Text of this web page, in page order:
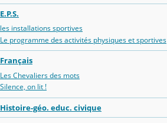
E.P.S.
les installations sportives
Le programme des activités physiques et sportives
Français
Les Chevaliers des mots
Silence, on lit !
Histoire-géo. educ. civique